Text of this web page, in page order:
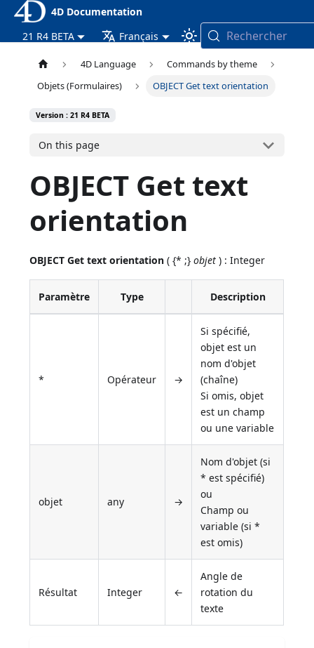
4D Documentation
21 R4 BETA
Français Rechercher
4D Language
Commands by theme
Objets (Formulaires)
OBJECT Get text orientation
Version : 21 R4 BETA
On this page
OBJECT Get text
orientation
OBJECT Get text orientation ( {* ;}objet ) : Integer
Paramètre Type Description
* Opérateur →
Si spécifié,
objet est un
nom d'objet
(chaîne)
Si omis, objet
est un champ
ou une variable
objet any →
Nom d'objet (si
* est spécifié)
ou
Champ ou
variable (si *
est omis)
Résultat Integer ←
Angle de
rotation du
texte